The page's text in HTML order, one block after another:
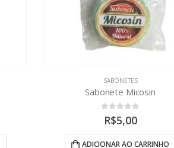
SABONETES
Sabonete de Rosa Mosqueta
out of 5
R$5,00
ADICIONAR AO CARRINHO